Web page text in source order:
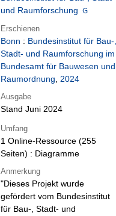
und Raumforschung
Erschienen
Bonn : Bundesinstitut für Bau-,
Stadt- und Raumforschung im
Bundesamt für Bauwesen und
Raumordnung, 2024
Ausgabe
Stand Juni 2024
Umfang
1 Online-Ressource (255
Seiten) : Diagramme
Anmerkung
"Dieses Projekt wurde
gefördert vom Bundesinstitut
für Bau-, Stadt- und